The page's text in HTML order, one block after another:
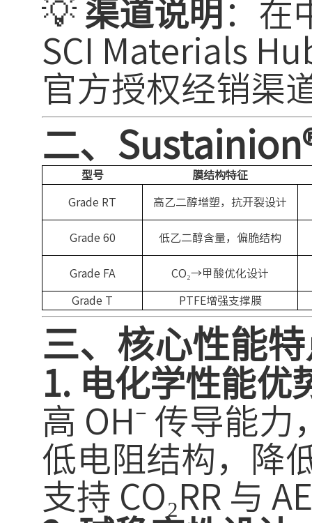
💡 渠道说明 ：在
SCI Materials
官方授权经销渠
二、
型号 膜结构特征
Grade RT 高乙二醇增塑，抗开裂设计
Grade 60 低乙二醇含量，偏脆结构
Grade FA CO₂→甲酸优化设计
Grade T PTFE增强支撑膜
三、核心性能
1. 电化学性能优
高 OH⁻ 传导能
低电阻结构，降
支持 CO₂RR 与